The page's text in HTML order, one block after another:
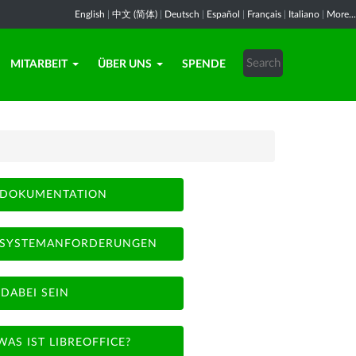
English 中文 (简体) Deutsch Español Français Italiano More...
MITARBEIT ÜBER UNS SPENDE
DOKUMENTATION
SYSTEMANFORDERUNGEN
DABEI SEIN
IST LIBREOFFICE?